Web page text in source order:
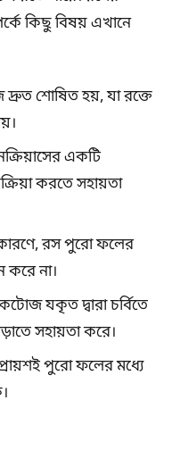
কিছু বিষয় এখানে
শোষিত হয়, যা রক্তে
একটি
করতে সহায়তা
রস পুরো ফলের
করে না।
যকৃত দ্বারা চর্বিতে
সহায়তা করে।
পুরো ফলের মধ্যে